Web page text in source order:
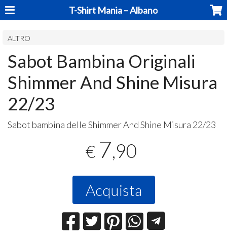
T-Shirt Mania – Albano
ALTRO
Sabot Bambina Originali
Shimmer And Shine Misura
22/23
Sabot bambina delle Shimmer And Shine Misura 22/23
€ 7,90
Acquista